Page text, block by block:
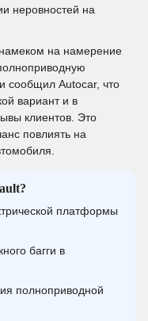
неровностей на
на намерение
сообщил Autocar, что
вариант и в
клиентов. Это
повлиять на
платформы
багги в
полноприводной